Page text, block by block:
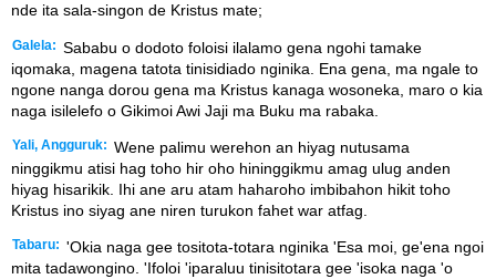
nde ita sala-singon de Kristus mate;
Galela: Sababu o dodoto foloisi ilalamo gena ngohi tamake
iqomaka, magena tatota tinisidiado nginika. Ena gena, ma ngale to
ngone nanga dorou gena ma Kristus kanaga wosoneka, maro o kia
naga isilelefo o Gikimoi Awi Jaji ma Buku ma rabaka.
Yali, Angguruk: Wene palimu werehon an hiyag nutusama
ninggikmu atisi hag toho hir oho hininggikmu amag ulug anden
hiyag hisarikik. Ihi ane aru atam haharoho imbibahon hikit toho
Kristus ino siyag ane niren turukon fahet war atfag.
Tabaru: 'Okia naga gee tositota-totara nginika 'Esa moi, ge'ena ngoi
mita tadawongino. 'Ifoloi 'iparaluu tinisitotara gee 'isoka naga 'o